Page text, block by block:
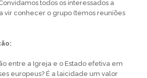
todos os interessados a
vir conhecer o grupo (temos reuniões
entre a Igreja e o Estado efetiva em
europeus? É a laicidade um valor